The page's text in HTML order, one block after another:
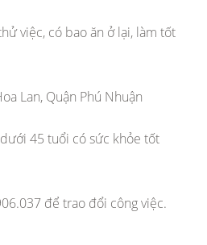
việc, có bao ăn ở lại, làm tốt
Lan, Quận Phú Nhuận
45 tuổi có sức khỏe tốt
để trao đổi công việc.